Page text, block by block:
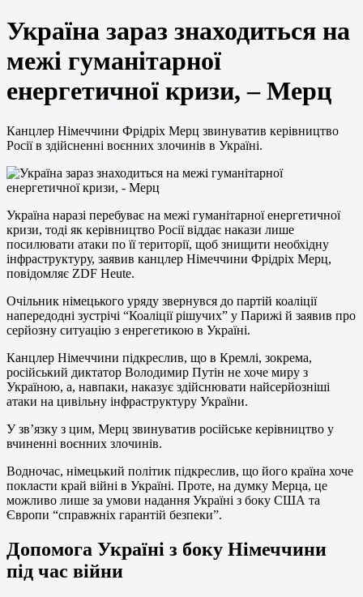
Україна зараз знаходиться на
межі гуманітарної
енергетичної кризи, – Мерц
Канцлер Німеччини Фрідріх Мерц звинуватив керівництво
Росії в здійсненні воєнних злочинів в Україні.
Україна наразі перебуває на межі гуманітарної енергетичної
кризи, тоді як керівництво Росії віддає накази лише
посилювати атаки по її території, щоб знищити необхідну
інфраструктуру, заявив канцлер Німеччини Фрідріх Мерц,
повідомляє ZDF Heute.
Очільник німецького уряду звернувся до партій коаліції
напередодні зустрічі “Коаліції рішучих” у Парижі й заявив про
серйозну ситуацію з енрегетикою в Україні.
Канцлер Німеччини підкреслив, що в Кремлі, зокрема,
російський диктатор Володимир Путін не хоче миру з
Україною, а, навпаки, наказує здійснювати найсерйозніші
атаки на цивільну інфраструктуру України.
У зв’язку з цим, Мерц звинуватив російське керівництво у
вчиненні воєнних злочинів.
Водночас, німецький політик підкреслив, що його країна хоче
покласти край війні в Україні. Проте, на думку Мерца, це
можливо лише за умови надання Україні з боку США та
Європи “справжніх гарантій безпеки”.
Допомога Україні з боку Німеччини
під час війни